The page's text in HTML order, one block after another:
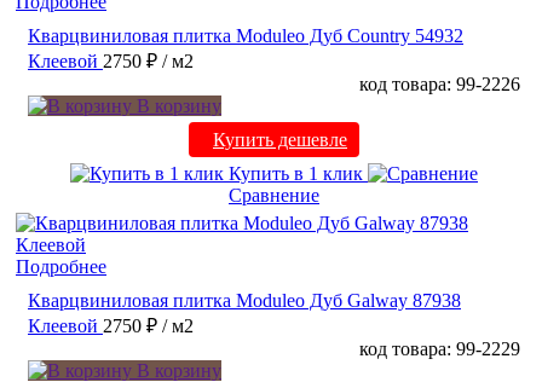
Кварцвиниловая плитка Moduleo Дуб Country 54932
Клеевой 2750 ₽ / м2
код товара: 99-2226
В корзину
Купить дешевле
Купить в 1 клик
Сравнение
Подробнее
Кварцвиниловая плитка Moduleo Дуб Galway 87938
Клеевой 2750 ₽ / м2
код товара: 99-2229
В корзину